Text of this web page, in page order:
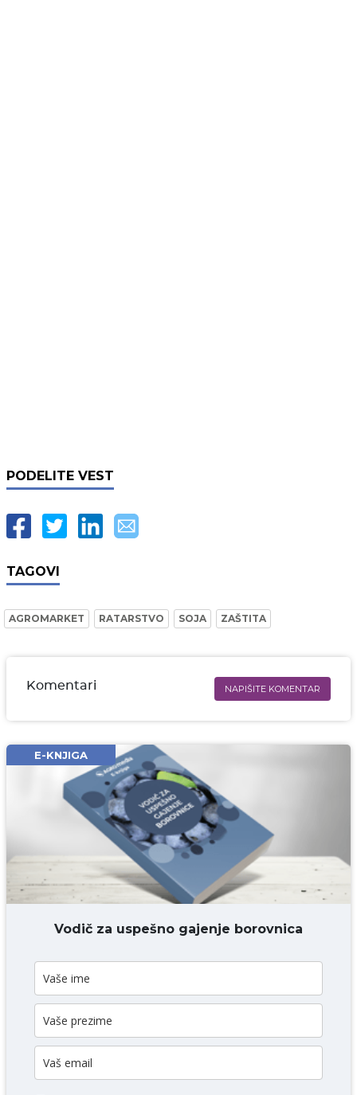
PODELITE VEST
TAGOVI
AGROMARKET RATARSTVO SOJA ZAŠTITA
Komentari NAPIŠITE KOMENTAR
Email* obavezno
Komentar* obavezno
DODAJ KOMENTAR
E-KNJIGA
Vodič za uspešno gajenje borovnica